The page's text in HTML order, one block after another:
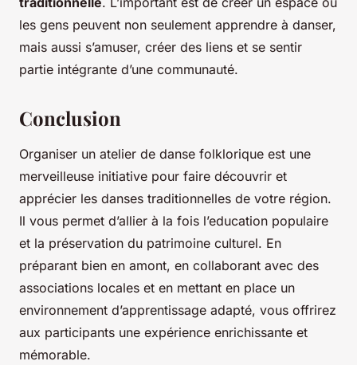
les gens peuvent non seulement apprendre à danser,
mais aussi s’amuser, créer des liens et se sentir
partie intégrante d’une communauté.
Conclusion
Organiser un atelier de danse folklorique est une
merveilleuse initiative pour faire découvrir et
apprécier les danses traditionnelles de votre région.
Il vous permet d’allier à la fois l’education populaire
et la préservation du patrimoine culturel. En
préparant bien en amont, en collaborant avec des
associations locales et en mettant en place un
environnement d’apprentissage adapté, vous offrirez
aux participants une expérience enrichissante et
mémorable.